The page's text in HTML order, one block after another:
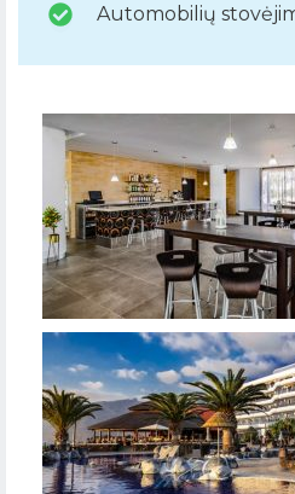
Automobilių